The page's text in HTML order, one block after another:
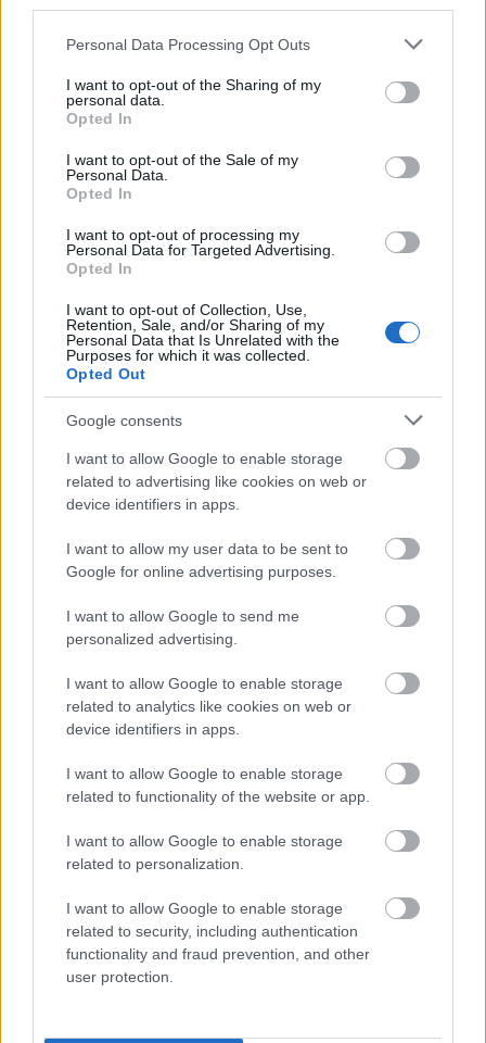
Please note that this website/app uses one or more Google
not limited to your visit or usage behaviour. You may click to
grant or deny consent to Google and its third-party tags to
use your data for below specified purposes in below Google
consent section.
Personal Data Processing Opt Outs
I want to opt-out of the Sharing of my
personal data.
Opted In
I want to opt-out of the Sale of my
Personal Data.
Opted In
I want to opt-out of processing my
Personal Data for Targeted Advertising.
Opted In
I want to opt-out of Collection, Use,
Retention, Sale, and/or Sharing of my
Personal Data that Is Unrelated with the
Purposes for which it was collected.
Opted Out
Google consents
I want to allow Google to enable storage
related to advertising like cookies on web or
device identifiers in apps.
I want to allow my user data to be sent to
Google for online advertising purposes.
I want to allow Google to send me
personalized advertising.
I want to allow Google to enable storage
related to analytics like cookies on web or
device identifiers in apps.
I want to allow Google to enable storage
related to functionality of the website or app.
I want to allow Google to enable storage
related to personalization.
I want to allow Google to enable storage
related to security, including authentication
functionality and fraud prevention, and other
user protection.
alkoholmentes italok iránti kereslet. Korábban a
társasági eseményeken szembesültek, hogy csak
cukros üdítőket vagy vizet ihattak. Ezt az űrt töltötte
amely a hazai vendégek számára is a nyári teraszos
életérzés kötelező elemévé vált. A
azonban gyakran tele vannak rejtett kalóriákkal és
cukorszirupokkal.
Koktél a zsebedből
Az apró italkockát hideg szénsavas vagy
szénsavmentes vízben feloldva bárhol és bármikor,
pillanatok alatt élvezhetjük a kubai nyári hangulat
ízvilágát, a lédús lime és a hűsítő menta jól ismert
kombinációjával, de cukor és alkohol nélkül. A
waterdrop® MOJITO megadja azt a komplex
ízprofilt (a lime fanyarságát és a menta frissességét),
kalória nélkül. Nem egy kompromisszum, hanem a
modern, tudatos életmód tökéletes kiegészítője.